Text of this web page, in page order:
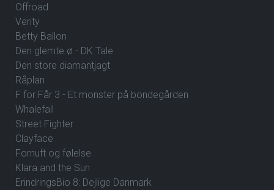
Offroad
Verity
Betty Ballon
Den glemte ø - DK Tale
Den store diamantjagt
Råplan
F for Får 3 - Et monster på bondegården
Whalefall
Street Fighter
Clayface
Fornuft og følelse
Klara and the Sun
ErindringsBio 8: Dejlige Danmark